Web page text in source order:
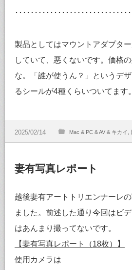
･･････････････････････････････
製品としてはマウントアダプタ
していて、悪くないです。価格
な。「誰が使うん？」というデ
るシールが4種くらいついてます。
Mac & PC & AV & キカイ
妻有写真レポート
越後妻有アートトリエンナーレ
ました。前述した通り今回はビ
はあんまり撮ってないです。
【妻有写真レポート（18枚）】
使用カメラは